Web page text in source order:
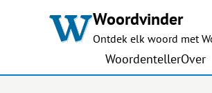
Woordvinder
Ontdek elk woord met
WoordentellerOver